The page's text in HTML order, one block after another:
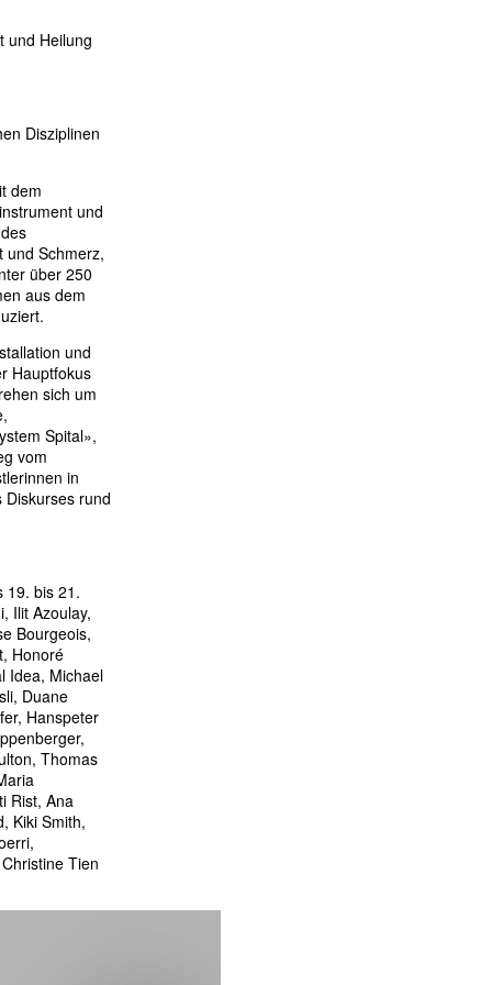
und Heilung
Disziplinen
dem
und
und Schmerz,
über 250
aus dem
und
Hauptfokus
sich um
Spital»,
vom
in
rund
19. bis 21.
Ilit Azoulay,
Bourgeois,
Honoré
Idea, Michael
Duane
Hanspeter
Thomas
Rist, Ana
Kiki Smith,
Tien